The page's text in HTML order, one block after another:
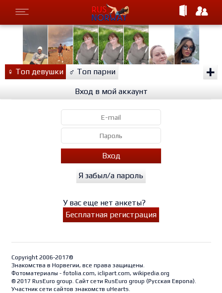
♀ Топ девушки ♂ Топ парни +
Вход в мой аккаунт
Вход
Я забыл/а пароль
У вас еще нет анкеты?
Бесплатная регистрация
Copyright 2006-2017©
Знакомства в Норвегии, все права защищены.
Фотоматериалы - fotolia.com, iclipart.com, wikipedia.org
© 2017 RusEuro group. Сайт сети RusEuro group (Русская Европа).
Участник сети сайтов знакомств uHearts.